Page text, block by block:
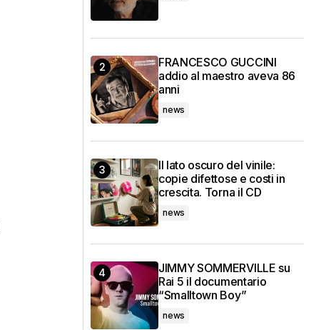
FRANCESCO GUCCINI
addio al maestro aveva 86
anni
news
Il lato oscuro del vinile:
copie difettose e costi in
crescita. Torna il CD
news
JIMMY SOMMERVILLE su
Rai 5 il documentario
“Smalltown Boy”
news